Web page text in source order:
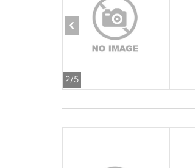
2/5
‹